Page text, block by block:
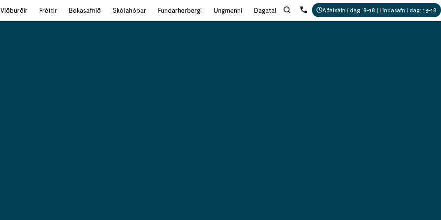
Viðburðir Fréttir Bókasafnið Skólahópar Fundarherbergi Ungmenni Dagatal Aðalsafn í dag: 8-18 | Lindasafn í dag: 13-18